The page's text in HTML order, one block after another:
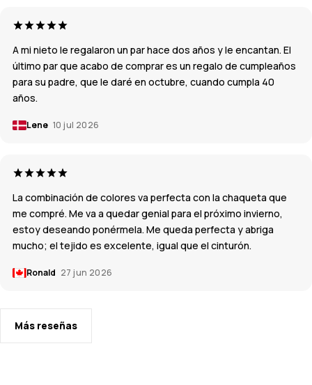
A mi nieto le regalaron un par hace dos años y le encantan. El
último par que acabo de comprar es un regalo de cumpleaños
para su padre, que le daré en octubre, cuando cumpla 40
años.
Lene 10 jul 2026
La combinación de colores va perfecta con la chaqueta que
me compré. Me va a quedar genial para el próximo invierno,
estoy deseando ponérmela. Me queda perfecta y abriga
mucho; el tejido es excelente, igual que el cinturón.
Ronald 27 jun 2026
Más reseñas